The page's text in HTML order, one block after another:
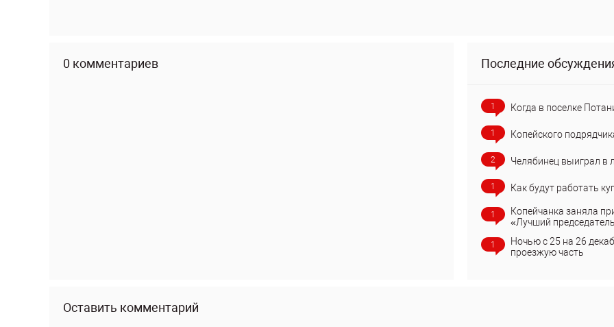
0 комментариев Последние
1 Когда в поселке
1 Копейского
2 Челябинец выиграл в
1 Как будут работать
1
Копейчанка заняла
«Лучший
1
Ночью с 25 на 26
проезжую часть
Оставить комментарий